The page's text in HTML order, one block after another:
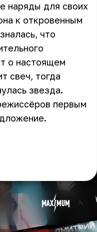
наряды для своих
к откровенным
что
о настоящем
свеч, тогда
звезда.
первым